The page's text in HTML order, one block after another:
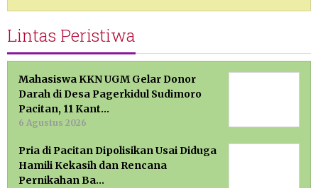
Lintas Peristiwa
Mahasiswa KKN UGM Gelar Donor
Darah di Desa Pagerkidul Sudimoro
Pacitan, 11 Kant…
6 Agustus 2026
Pria di Pacitan Dipolisikan Usai Diduga
Hamili Kekasih dan Rencana
Pernikahan Ba…